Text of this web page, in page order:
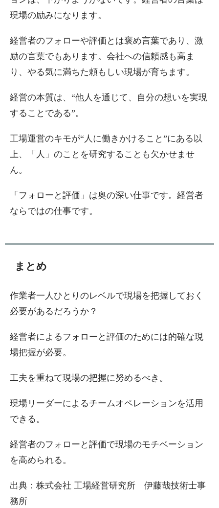
現場の励みになります。
経営者のフォローや評価とは褒め言葉であり、激
励の言葉でもあります。会社への信頼感も高ま
り、やる気に満ちた頼もしい現場が育ちます。
経営の本質は、“他人を通じて、自分の想いを実現
することである”。
工場運営のキモが“人に働きかけること”にある以
上、「人」のことを研究することも欠かせませ
ん。
「フォローと評価」は奥の深い仕事です。経営者
ならではの仕事です。
まとめ
作業者一人ひとりのレベルで現場を把握しておく
必要があるだろうか？
経営者によるフォローと評価のためには的確な現
場把握が必要。
工夫を重ねて現場の把握に努めるべき。
現場リーダーによるチームオペレーションを活用
できる。
経営者のフォローと評価で現場のモチベーション
を高められる。
出典：株式会社 工場経営研究所 伊藤哉技術士事
務所